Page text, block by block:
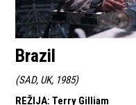
Brazil
(SAD, UK, 1985)
REŽIJA: Terry Gilliam